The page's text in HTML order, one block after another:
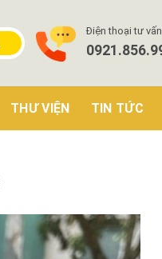
Điện thoại tư vấn
THƯ VIỆN TIN TỨC